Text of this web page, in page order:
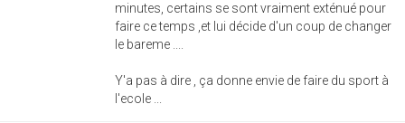
minutes, certains se sont vraiment exténué pour
faire ce temps ,et lui décide d'un coup de changer
le bareme ....
Y'a pas à dire , ça donne envie de faire du sport à
l'ecole ...